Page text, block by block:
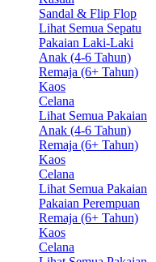
Sandal & Flip Flop
Lihat Semua Sepatu
Pakaian Laki-Laki
Anak (4-6 Tahun)
Remaja (6+ Tahun)
Kaos
Celana
Lihat Semua Pakaian
Anak (4-6 Tahun)
Remaja (6+ Tahun)
Kaos
Celana
Lihat Semua Pakaian
Pakaian Perempuan
Remaja (6+ Tahun)
Kaos
Celana